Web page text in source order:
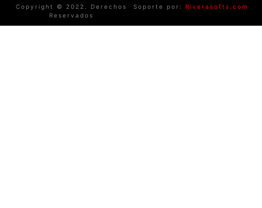
Copyright © 2022. Derechos
Reservados
Soporte por: Riverasofts.com